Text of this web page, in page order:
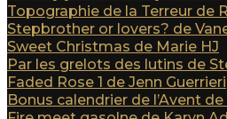
Topographie de la Terreur de
Stepbrother or lovers? de
Sweet Christmas de Marie HJ
Par les grelots des lutins de
Faded Rose 1 de Jenn Guerrieri
Bonus calendrier de l’Avent